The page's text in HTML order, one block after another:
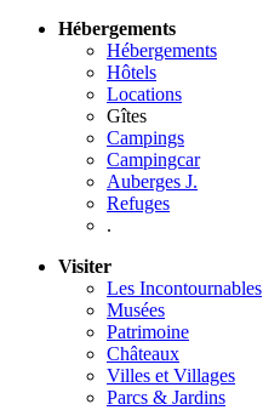
Hébergements
Hébergements
Hôtels
Locations
Gîtes
Campings
Campingcar
Auberges J.
Refuges
.
Visiter
Les Incontournables
Musées
Patrimoine
Châteaux
Villes et Villages
Parcs & Jardins